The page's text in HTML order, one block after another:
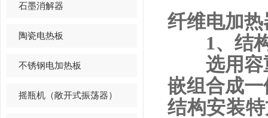
石墨消解器
陶瓷电热板
不锈钢电加热板
摇瓶机（敞开式振荡器）
纤维电加
1、 结
选用容重
嵌组合成
结构安装